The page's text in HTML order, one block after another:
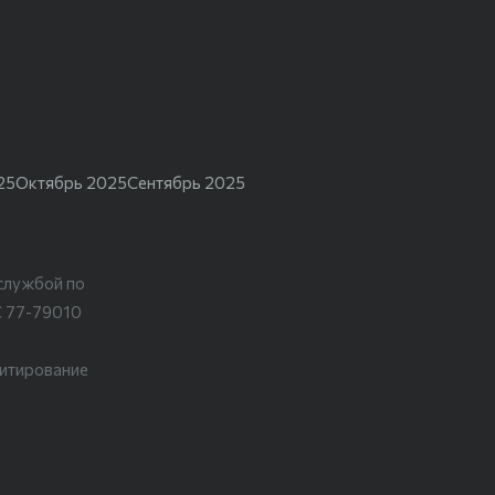
Октябрь 2025Сентябрь 2025
по
77-79010